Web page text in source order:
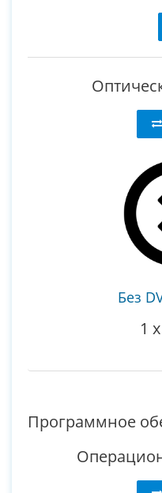
Без
1 x
Программное